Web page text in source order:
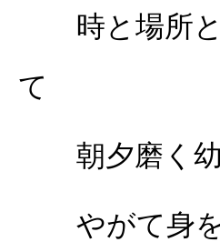
時と場所と
て
朝夕磨く幼
やがて身を